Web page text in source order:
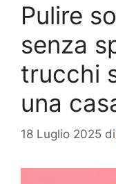
Pulire
senza
trucchi
una
18 Luglio 2025 di